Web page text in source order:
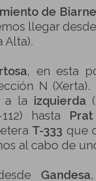
de
llegar
Alta).
, en esta
N
a la izquierda
hasta
T-333 que
al cabo de
Gandesa